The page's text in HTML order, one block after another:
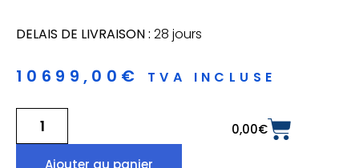
DELAIS DE LIVRAISON : 28 jours
10699,00 € TVA INCLUSE
Ajouter au panier
0,00€